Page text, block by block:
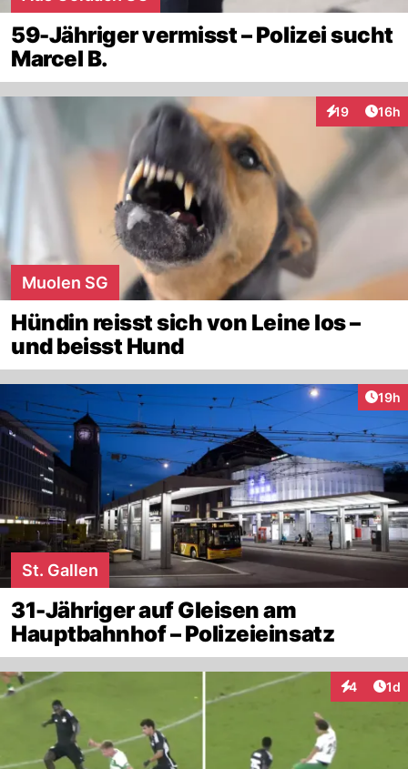
59-Jähriger vermisst – Polizei sucht
Marcel B.
19
Interaktionen
16h
Muolen SG
Hündin reisst sich von Leine los –
und beisst Hund
19h
St. Gallen
31-Jähriger auf Gleisen am
Hauptbahnhof – Polizeieinsatz
4 1d